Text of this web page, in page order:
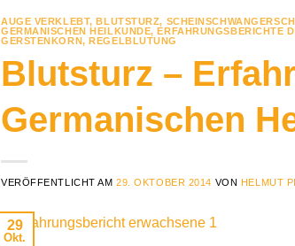
AUGE VERKLEBT,BLUTSTURZ,
GERMANISCHEN HEILKUNDE,ERFAHRUNGSBERICHTE
GERSTENKORN,REGELBLUTUNG
Blutsturz –
Germanischen
VERÖFFENTLICHT AM29. OKTOBER 2014 VON HELMUT
29
Okt.